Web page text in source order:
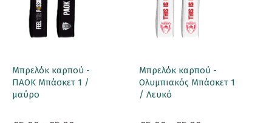
Μπρελόκ καρπού -
ΠΑΟΚ Μπάσκετ 1 /
μαύρο
Μπρελόκ καρπού -
Ολυμπιακός Μπάσκετ 1
/ Λευκό